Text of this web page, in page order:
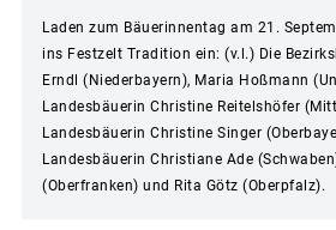
Laden zum Bäuerinnentag am 21.
ins Festzelt Tradition ein: (v.l.) Die
Erndl (Niederbayern), Maria Hoßmann
Landesbäuerin Christine Reitelshöfer
Landesbäuerin Christine Singer
Landesbäuerin Christiane Ade
(Oberfranken) und Rita Götz (Oberpfalz).